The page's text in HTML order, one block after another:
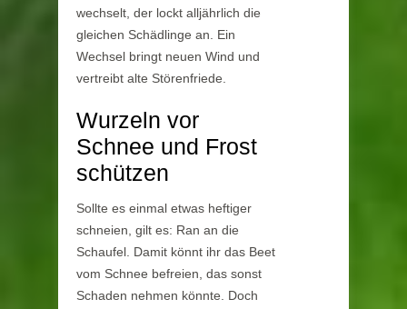
wechselt, der lockt alljährlich die
gleichen Schädlinge an. Ein
Wechsel bringt neuen Wind und
vertreibt alte Störenfriede.
Wurzeln vor
Schnee und Frost
schützen
Sollte es einmal etwas heftiger
schneien, gilt es: Ran an die
Schaufel. Damit könnt ihr das Beet
vom Schnee befreien, das sonst
Schaden nehmen könnte. Doch